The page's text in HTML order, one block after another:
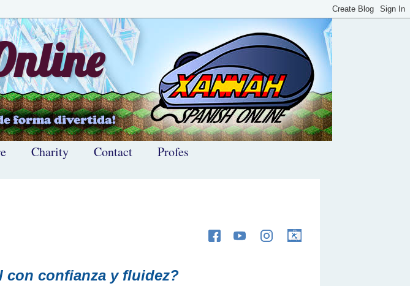
Charity Contact Profes
con confianza y fluidez?